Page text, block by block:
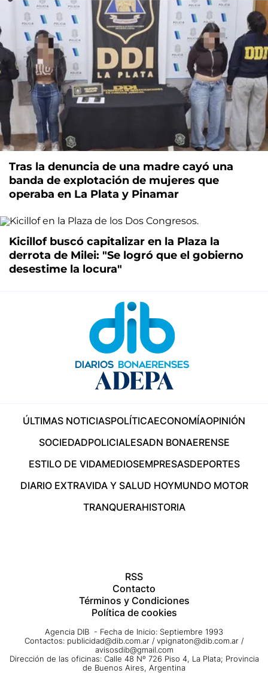
Tras la denuncia de una madre cayó una
banda de explotación de mujeres que
operaba en La Plata y Pinamar
Kicillof buscó capitalizar en la Plaza la
derrota de Milei: "Se logró que el gobierno
desestime la locura"
ÚLTIMAS NOTICIASPOLÍTICAECONOMÍAOPINIÓN
SOCIEDADPOLICIALESADN BONAERENSE
ESTILO DE VIDAMEDIOSEMPRESASDEPORTES
DIARIO EXTRAVIDA Y SALUD HOYMUNDO MOTOR
TRANQUERAHISTORIA
RSS
Contacto
Términos y Condiciones
Política de cookies
Agencia DIB - Fecha de Inicio: Septiembre 1993
Contactos: publicidad@dib.com.ar / vpignaton@dib.com.ar /
avisosdib@gmail.com
Dirección de las oficinas: Calle 48 Nº 726 Piso 4, La Plata; Provincia
de Buenos Aires, Argentina